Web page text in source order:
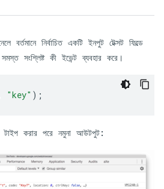
বর্তমানে নির্বাচিত একটি ইনপুট টেক্সট ফিল্ডে
সংশ্লিষ্ট কী ইভেন্ট ব্যবহার করে।
"key" );
টাইপ করার পরে নমুনা আউটপুট: